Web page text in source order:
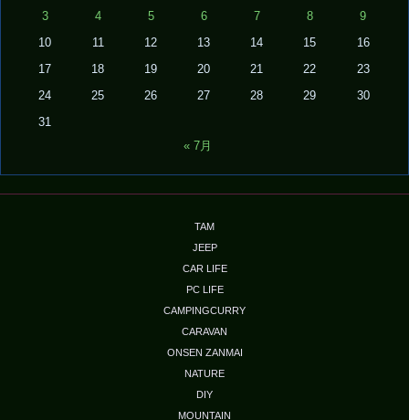
3 4 5 6 7 8 9
10 11 12 13 14 15 16
17 18 19 20 21 22 23
24 25 26 27 28 29 30
31
« 7月
TAM
JEEP
CAR LIFE
PC LIFE
CAMPINGCURRY
CARAVAN
ONSEN ZANMAI
NATURE
DIY
MOUNTAIN